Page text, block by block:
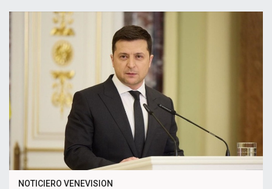
NOTICIERO VENEVISION